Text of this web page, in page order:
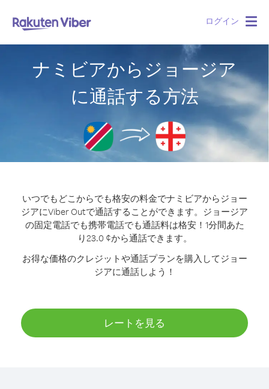
ログイン
ナミビアからジョージア
に通話する方法
いつでもどこからでも格安の料金でナミビアからジョー
ジアにViber Outで通話することができます。 ジョージア
の固定電話でも携帯電話でも通話料は格安！1分間あた
り23.0 ¢から通話できます。
お得な価格のクレジットや通話プランを購入してジョー
ジアに通話しよう！
レートを見る